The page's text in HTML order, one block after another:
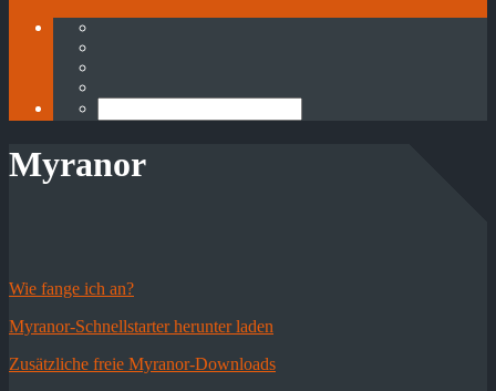
Myranor
Wie fange ich an?
Myranor-Schnellstarter herunter laden
Zusätzliche freie Myranor-Downloads